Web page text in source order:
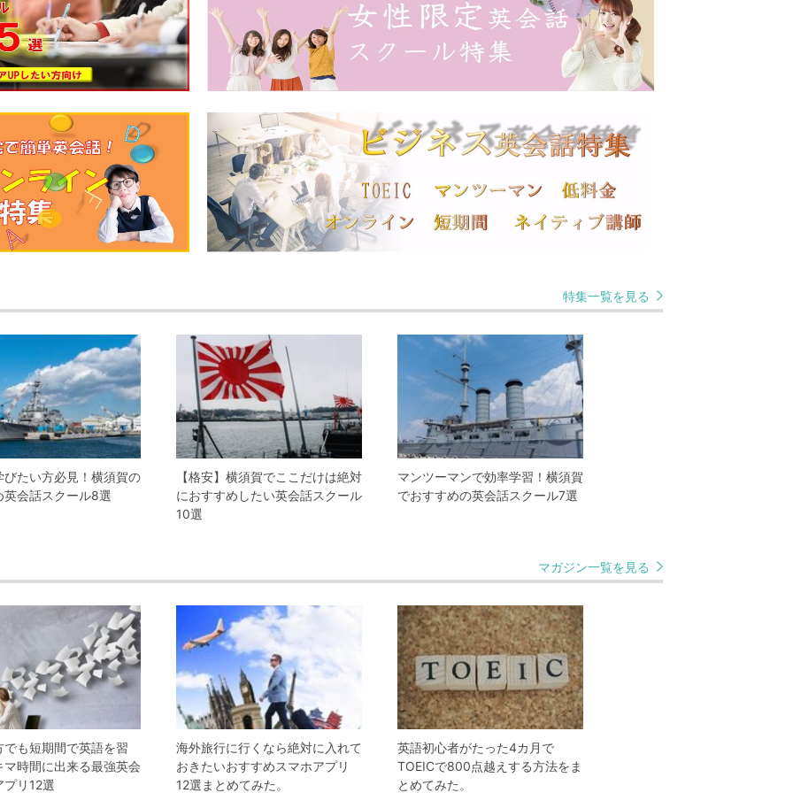
特集一覧を見る
びたい方必見！横須賀の
英会話スクール8選
【格安】横須賀でここだけは絶対
におすすめしたい英会話スクール
10選
マンツーマンで効率学習！横須賀
でおすすめの英会話スクール7選
マガジン一覧を見る
でも短期間で英語を習
マ時間に出来る最強英会
プリ12選
海外旅行に行くなら絶対に入れて
おきたいおすすめスマホアプリ
12選まとめてみた。
英語初心者がたった4カ月で
TOEICで800点越えする方法をま
とめてみた。